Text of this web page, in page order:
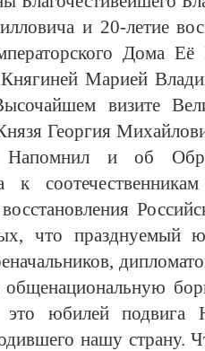
и 20-летие
Дома
Марией
визите
Георгия
Напомнил и об
к
что празднуемый
это юбилей
нашу страну.